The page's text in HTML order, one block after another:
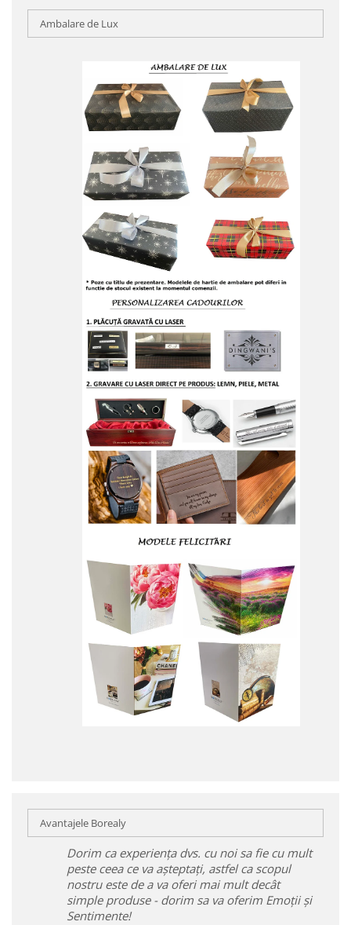
Ambalare de Lux
Avantajele Borealy
Dorim ca experiența dvs. cu noi sa fie cu mult
peste ceea ce va așteptați, astfel ca scopul
nostru este de a va oferi mai mult decât
simple produse - dorim sa va oferim Emoții și
Sentimente!